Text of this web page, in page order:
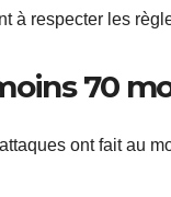
à respecter les
70
ont fait au